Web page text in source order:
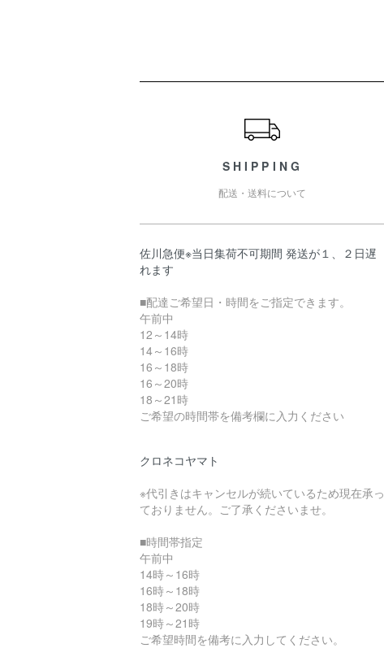
SHIPPING
配送・送料について
佐川急便※当日集荷不可期間 発送が１、２日遅
れます
■配達ご希望日・時間をご指定できます。
午前中
12～14時
14～16時
16～18時
16～20時
18～21時
ご希望の時間帯を備考欄に入力ください
クロネコヤマト
※代引きはキャンセルが続いているため現在承っ
ておりません。ご了承くださいませ。
■時間帯指定
午前中
14時～16時
16時～18時
18時～20時
19時～21時
ご希望時間を備考に入力してください。